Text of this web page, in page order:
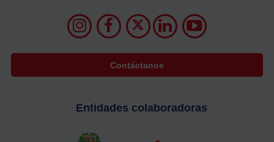
Contáctanos
Entidades colaboradoras